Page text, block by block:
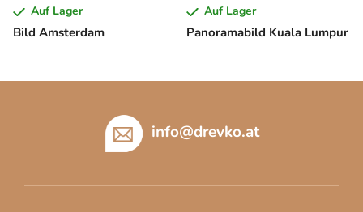
Bild Amsterdam
Auf Lager
Panoramabild Kuala Lumpur
Auf Lager
info@drevko.at